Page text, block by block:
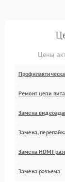
Цены
Ремонт цепи
Замена
Замена,
Замена HDMI-
Замена разъема